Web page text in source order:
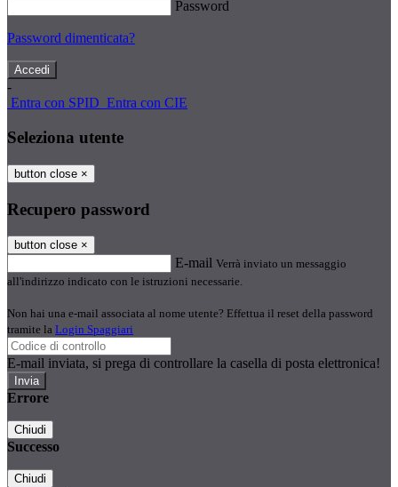
Password
Password dimenticata?
-
Entra con SPID Entra con CIE
Seleziona utente
button close ×
Recupero password
button close ×
E-mail Verrà inviato un messaggio
all'indirizzo indicato con le istruzioni necessarie.
Non hai una e-mail associata al nome utente? Effettua il reset della password
tramite la Login Spaggiari
E-mail inviata, si prega di controllare la casella di posta elettronica!
Errore
Chiudi
Successo
Chiudi